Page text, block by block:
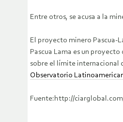
Entre otros, se acusa a la
El proyecto minero Pascua-
Pascua Lama es un
sobre el límite internacional
Observatorio
Fuente:http://